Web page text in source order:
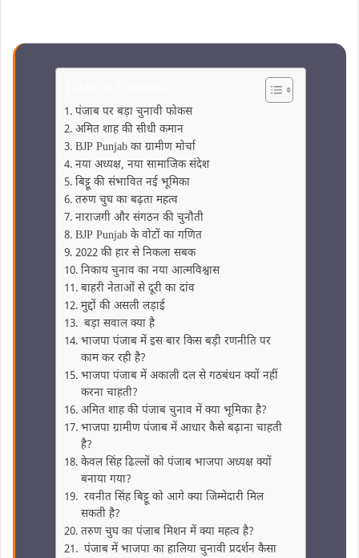
पंजाब पर बड़ा चुनावी फोकस
अमित शाह की सीधी कमान
BJP Punjab का ग्रामीण मोर्चा
नया अध्यक्ष, नया सामाजिक संदेश
बिट्टू की संभावित नई भूमिका
तरुण चुघ का बढ़ता महत्व
नाराजगी और संगठन की चुनौती
BJP Punjab के वोटों का गणित
2022 की हार से निकला सबक
निकाय चुनाव का नया आत्मविश्वास
बाहरी नेताओं से दूरी का दांव
मुद्दों की असली लड़ाई
बड़ा सवाल क्‍या है
भाजपा पंजाब में इस बार किस बड़ी रणनीति पर
काम कर रही है?
भाजपा पंजाब में अकाली दल से गठबंधन क्यों नहीं
करना चाहती?
अमित शाह की पंजाब चुनाव में क्या भूमिका है?
भाजपा ग्रामीण पंजाब में आधार कैसे बढ़ाना चाहती
है?
केवल सिंह ढिल्लों को पंजाब भाजपा अध्यक्ष क्यों
बनाया गया?
रवनीत सिंह बिट्टू को आगे क्या जिम्मेदारी मिल
सकती है?
तरुण चुघ का पंजाब मिशन में क्या महत्व है?
पंजाब में भाजपा का हालिया चुनावी प्रदर्शन कैसा